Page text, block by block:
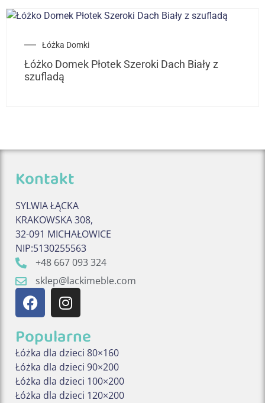
Łóżka Domki
Łóżko Domek Płotek Szeroki Dach Biały z
szufladą
Kontakt
SYLWIA ŁĄCKA
KRAKOWSKA 308,
32-091 MICHAŁOWICE
NIP:5130255563
+48 667 093 324
sklep@lackimeble.com
Popularne
Łóżka dla dzieci 80×160
Łóżka dla dzieci 90×200
Łóżka dla dzieci 100×200
Łóżka dla dzieci 120×200